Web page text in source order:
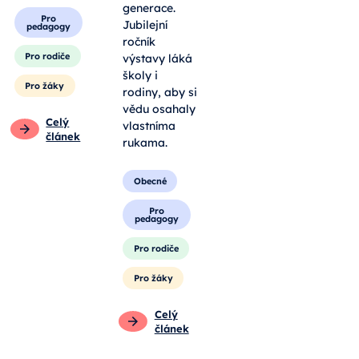
Pro
pedagogy
Pro rodiče
Pro žáky
Celý
článek
generace.
Jubilejní
ročník
výstavy láká
školy i
rodiny, aby si
vědu osahaly
vlastníma
rukama.
Obecné
Pro
pedagogy
Pro rodiče
Pro žáky
Celý
článek